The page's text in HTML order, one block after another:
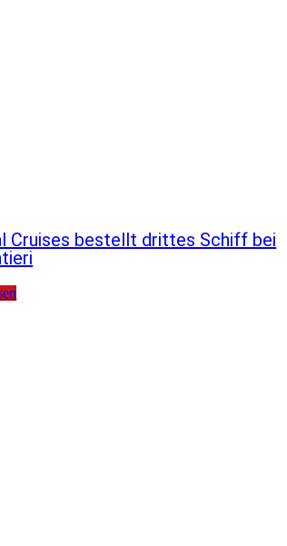
Cruises bestellt drittes Schiff bei